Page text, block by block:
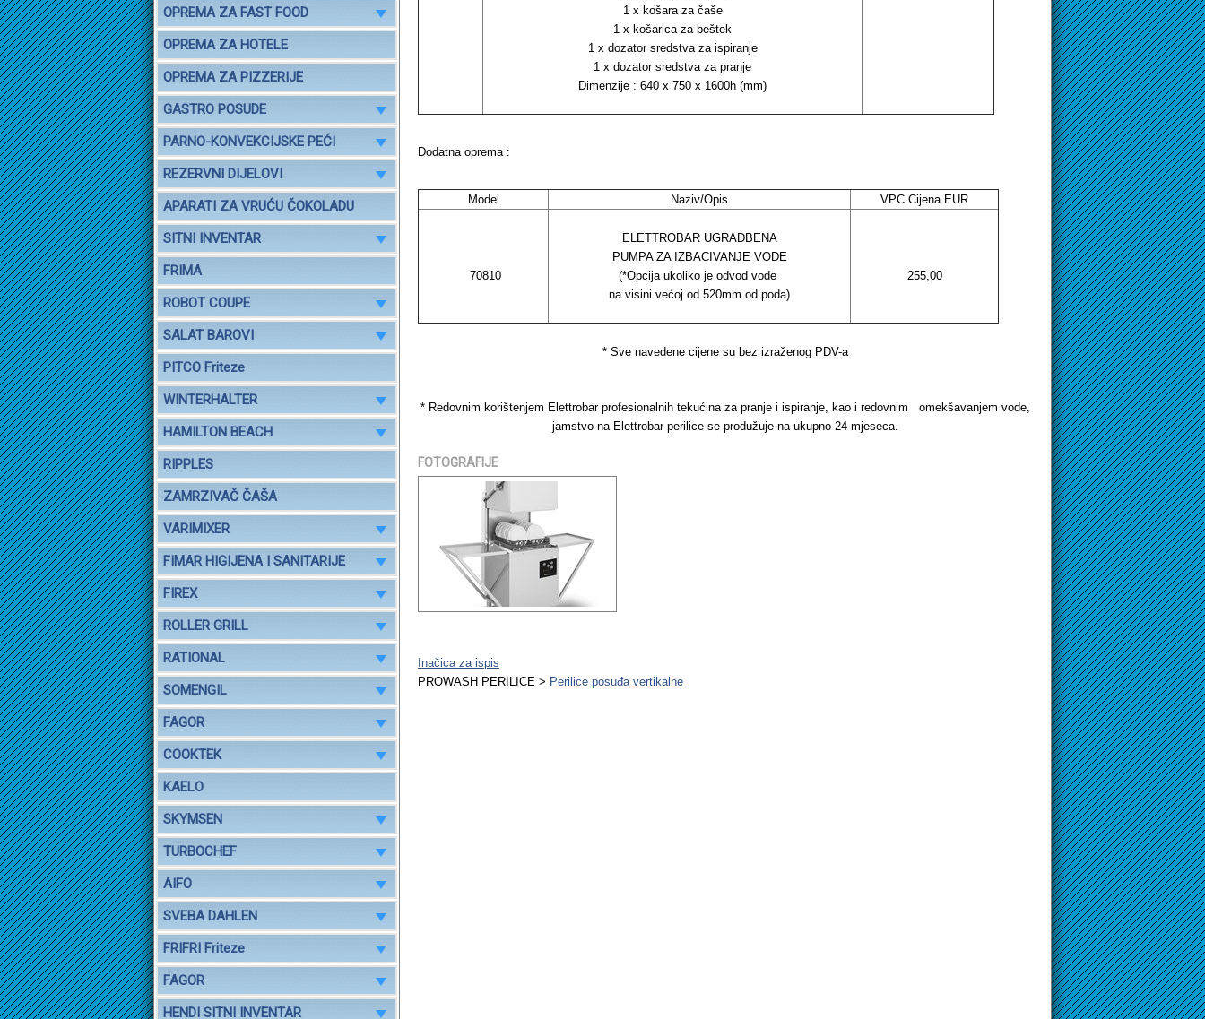
OPREMA ZA FAST FOOD
OPREMA ZA HOTELE
OPREMA ZA PIZZERIJE
GASTRO POSUDE
PARNO-KONVEKCIJSKE PEĆI
REZERVNI DIJELOVI
APARATI ZA VRUĆU ČOKOLADU
SITNI INVENTAR
FRIMA
ROBOT COUPE
SALAT BAROVI
PITCO Friteze
WINTERHALTER
HAMILTON BEACH
RIPPLES
ZAMRZIVAČ ČAŠA
VARIMIXER
FIMAR HIGIJENA I SANITARIJE
FIREX
ROLLER GRILL
RATIONAL
SOMENGIL
FAGOR
COOKTEK
KAELO
SKYMSEN
TURBOCHEF
AIFO
SVEBA DAHLEN
FRIFRI Friteze
FAGOR
HENDI SITNI INVENTAR
1 x košara za čaše
1 x košarica za beštek
1 x dozator sredstva za ispiranje
1 x dozator sredstva za pranje
Dimenzije : 640 x 750 x 1600h (mm)
Dodatna oprema :
Model Naziv/Opis VPC Cijena EUR
70810
ELETTROBAR UGRADBENA
PUMPA ZA IZBACIVANJE VODE
(*Opcija ukoliko je odvod vode
na visini većoj od 520mm od poda)
255,00
* Sve navedene cijene su bez izraženog PDV-a
* Redovnim korištenjem Elettrobar profesionalnih tekućina za pranje i ispiranje, kao i redovnim omekšavanjem vode,
jamstvo na Elettrobar perilice se produžuje na ukupno 24 mjeseca.
FOTOGRAFIJE
Inačica za ispis
PROWASH PERILICE > Perilice posuđa vertikalne